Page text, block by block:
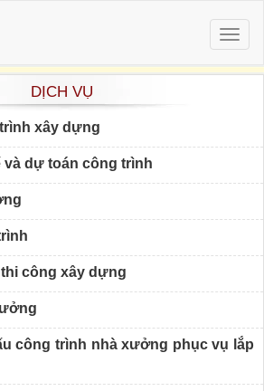
DỊCH VỤ
xây dựng
và dự toán công trình
công xây dựng
công trình nhà xưởng phục vụ lắp